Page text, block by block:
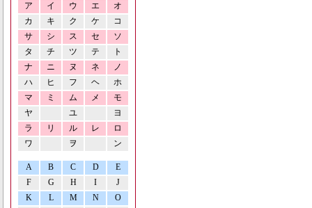
ア イ ウ エ
オ
カ
キ ク ケ
コ
サ
シ ス セ
ソ
タ
チ ツ テ
ト
ナ
ニ ヌ ネ
ノ
ハ
ヒ フ ヘ
ホ
マ
ミ ム メ
モ
ヤ
ユ
ヨ
ラ
リ ル レ
ロ
ワ
ヲ ン
A B C D
E
F
G H I
J
K
L M N O